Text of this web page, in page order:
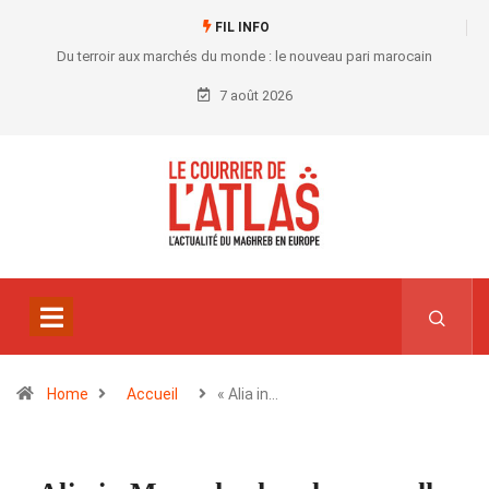
FIL INFO
Du terroir aux marchés du monde : le nouveau pari marocain
7 août 2026
Home Accueil « Alia in…